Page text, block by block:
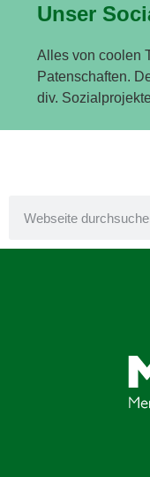
Unser
Alles von coolen
Patenschaften.
div.